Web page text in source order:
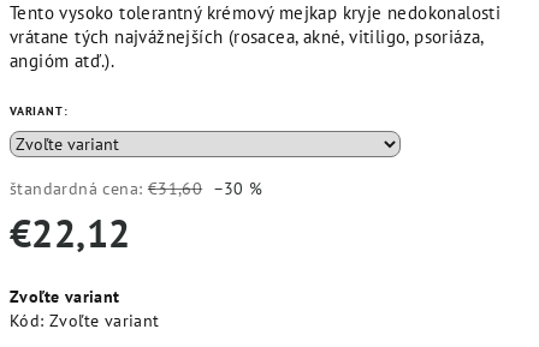
Tento vysoko tolerantný krémový mejkap kryje nedokonalosti
vrátane tých najvážnejších (rosacea, akné, vitiligo, psoriáza,
angióm atď.).
VARIANT:
štandardná cena: €31,60 –30 %
€22,12
cena:
Zvoľte variant
Kód: Zvoľte variant